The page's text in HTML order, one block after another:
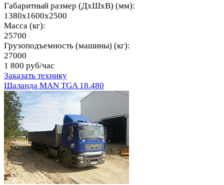
Габаритный размер (ДхШхВ) (мм):
1380x1600x2500
Масса (кг):
25700
Грузоподъемность (машины) (кг):
27000
1 800 руб/час
Заказать технику
Шаланда MAN TGA 18.480